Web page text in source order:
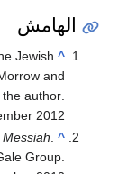
الهامش
^
Jewish
and
author
2012
^
.Messiah
Group